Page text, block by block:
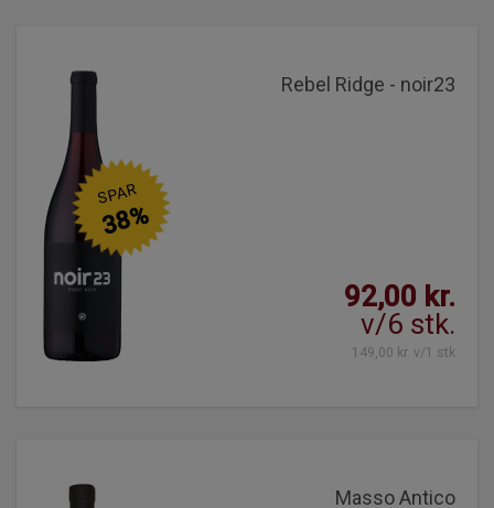
Rebel Ridge - noir23
92,00 kr.
v/6 stk.
149,00 kr. v/1 stk
SPAR
38%
Masso Antico